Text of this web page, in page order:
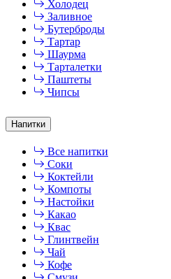
Холодец
Заливное
Бутерброды
Тартар
Шаурма
Тарталетки
Паштеты
Чипсы
Напитки
Все напитки
Соки
Коктейли
Компоты
Настойки
Какао
Квас
Глинтвейн
Чай
Кофе